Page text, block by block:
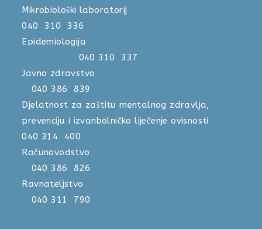
Mikrobiološki laboratorij
040 310 336
Epidemiologija
040 310 337
Javno zdravstvo
040 386 839
Djelatnost za zaštitu mentalnog zdravlja,
prevenciju i izvanbolničko liječenje ovisnosti
040 314 400
Računovodstvo
040 386 826
Ravnateljstvo
040 311 790